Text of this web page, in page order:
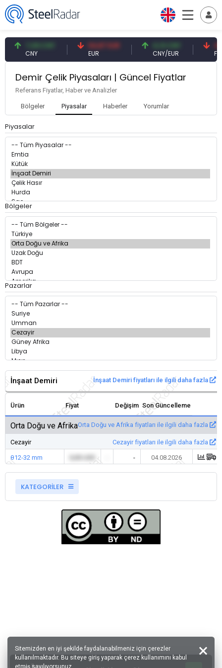
CNY
54,87 EUR
EUR CNY/EUR
Demir Çelik Piyasaları | Güncel Fiyatlar
Referans Fiyatlar, Haber ve Analizler
Bölgeler Piyasalar Haberler Yorumlar
Piyasalar
Bölgeler
Pazarlar
İnşaat Demiri İnşaat Demiri fiyatları ile ilgili daha fazla
Ürün Fiyat Değişim Son Güncelleme
Orta Doğu ve AfrikaOrta Doğu ve Afrika fiyatları ile ilgili daha fazla
Cezayir Cezayir fiyatları ile ilgili daha fazla
θ12-32 mm - 04.08.2026
KATEGORİLER
Sitemizden en iyi şekilde faydalanabilmeniz için çerezler
kullanılmaktadır. Bu siteye giriş yaparak çerez kullanımını kabul
etmiş sayılıyorsunuz.